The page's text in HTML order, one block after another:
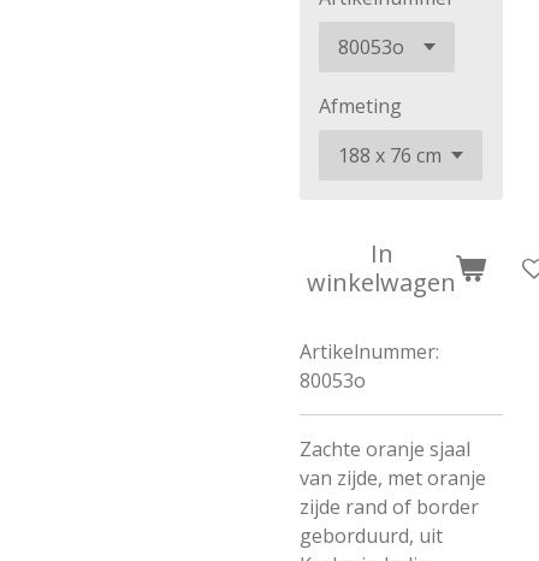
Afmeting
In
winkelwagen
Artikelnummer:
80053o
Zachte oranje sjaal
van zijde, met oranje
zijde rand of border
geborduurd, uit